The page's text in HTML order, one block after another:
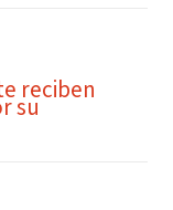
reciben
su